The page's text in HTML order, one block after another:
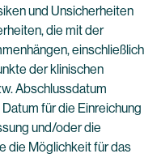
und Unsicherheiten
die mit der
einschließlich
der klinischen
Abschlussdatum
für die Einreichung
und/oder die
die Möglichkeit für das